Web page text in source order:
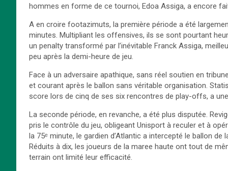
hommes en forme de ce tournoi, Edoa Assiga, a encore
A en croire footazimuts, la première période a été
minutes. Multipliant les offensives, ils se sont pourtant
un penalty transformé par l’inévitable Franck Assiga,
peu après la demi-heure de jeu.
Face à un adversaire apathique, sans réel soutien en
et courant après le ballon sans véritable organisation.
score lors de cinq de ses six rencontres de play-offs, a
La seconde période, en revanche, a été plus disputée.
pris le contrôle du jeu, obligeant Unisport à reculer et à
la 75ᵉ minute, le gardien d’Atlantic a intercepté le ballon
Réduits à dix, les joueurs de la maree haute ont tout de
terrain ont limité leur efficacité.